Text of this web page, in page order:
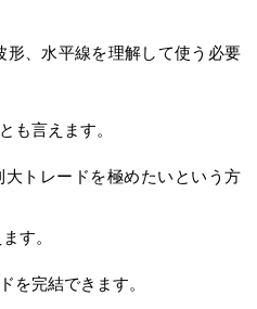
形、水平線を理解して使う必要
も言えます。
トレードを極めたいという方
す。
を完結できます。